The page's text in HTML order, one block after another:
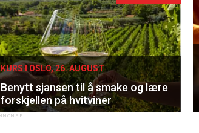
KURS I OSLO, 26. AUGUST
Benytt sjansen til å smake og lære
forskjellen på hvitviner